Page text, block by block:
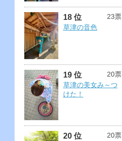
18 位
23票
草津の音色
19 位
20票
草津の美女み～つ
けた！
20 位
20票